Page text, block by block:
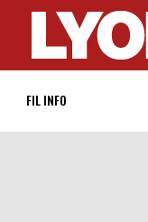
FIL INFO